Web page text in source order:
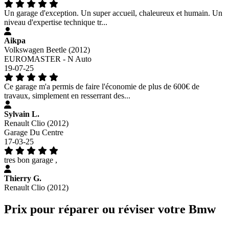
Un garage d'exception. Un super accueil, chaleureux et humain. Un
niveau d'expertise technique tr...
Aikpa
Volkswagen Beetle (2012)
EUROMASTER - N Auto
19-07-25
Ce garage m'a permis de faire l'économie de plus de 600€ de
travaux, simplement en resserrant des...
Sylvain L.
Renault Clio (2012)
Garage Du Centre
17-03-25
tres bon garage ,
Thierry G.
Renault Clio (2012)
Prix pour réparer ou réviser votre Bmw